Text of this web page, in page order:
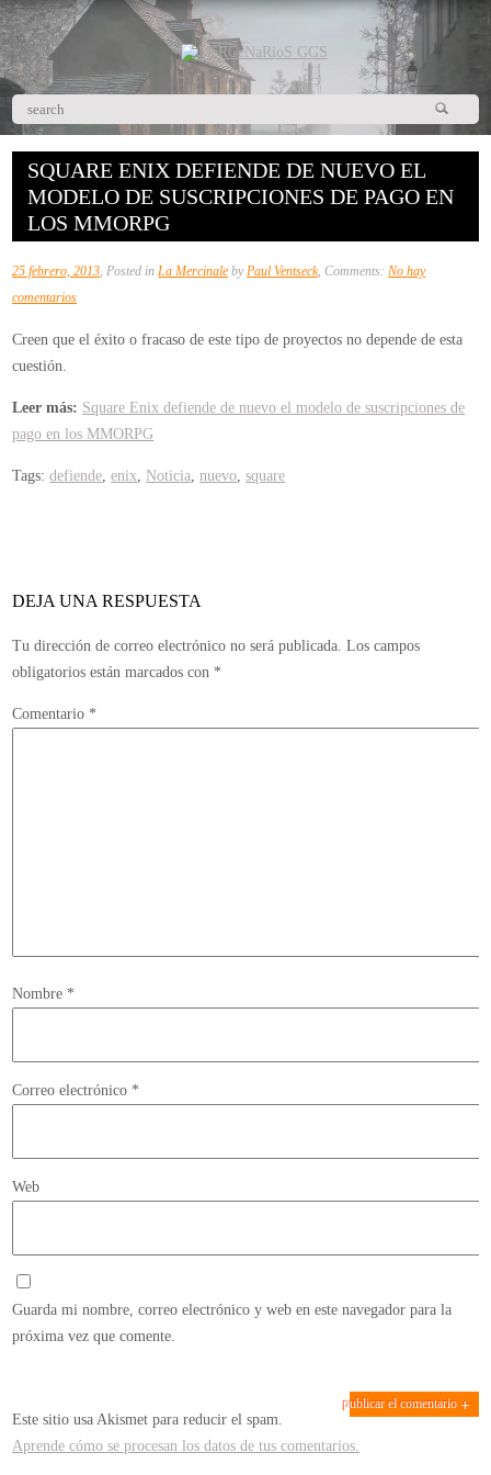
SQUARE ENIX DEFIENDE DE NUEVO EL
MODELO DE SUSCRIPCIONES DE PAGO EN
LOS MMORPG
25 febrero, 2013, Posted inLa Mercinale byPaul Ventseck, Comments:No hay
comentariosen
Enix
de
nuevo
modelo
los
MMORPG
Creen que el éxito o fracaso de este tipo de proyectos no depende de esta
cuestión.
Leer más: Square Enix defiende de nuevo el modelo de suscripciones de
pago en los MMORPG
Tags:defiende,enix, Noticia,nuevo,square
DEJA UNA RESPUESTA
Tu dirección de correo electrónico no será publicada. Los campos
obligatorios están marcados con *
Comentario *
Nombre *
Correo electrónico *
Web
Guarda mi nombre, correo electrónico y web en este navegador para la
próxima vez que comente.
Este sitio usa Akismet para reducir el spam.
Aprende cómo se procesan los datos de tus comentarios.